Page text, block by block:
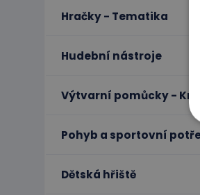
Hračky - Tematika
Hudební nástroje
Výtvarní pomůcky -
Pohyb a sportovní
Dětská hřiště